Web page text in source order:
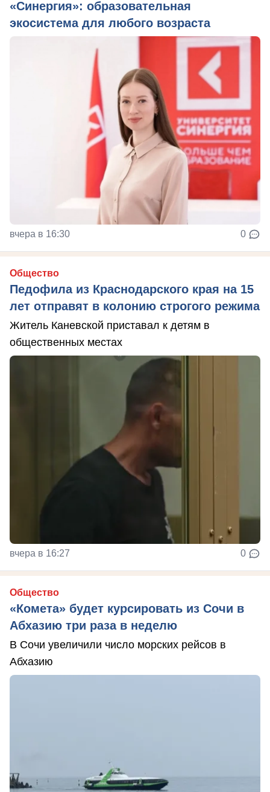
«Синергия»: образовательная
экосистема для любого возраста
вчера в 16:30 0
Общество
Педофила из Краснодарского края на 15
лет отправят в колонию строгого режима
Житель Каневской приставал к детям в
общественных местах
вчера в 16:27 0
Общество
«Комета» будет курсировать из Сочи в
Абхазию три раза в неделю
В Сочи увеличили число морских рейсов в
Абхазию